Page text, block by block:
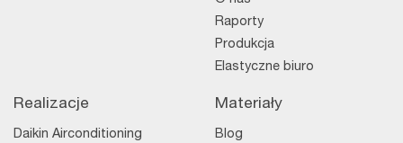
Raporty
Produkcja
Elastyczne biuro
Realizacje
Daikin Airconditioning
Materiały
Blog